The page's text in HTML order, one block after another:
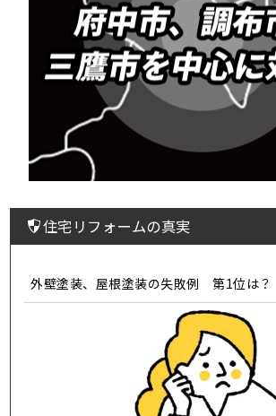
住宅リフォームの真実
外壁塗装、屋根塗装の失敗例 第1位は？